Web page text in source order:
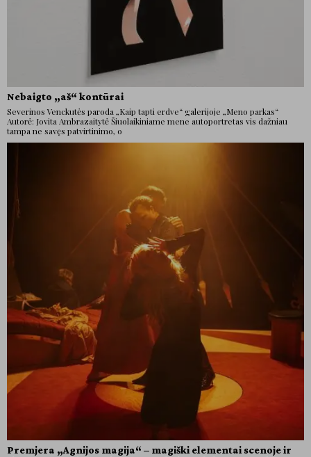
Nebaigto „aš“ kontūrai
Severinos Venckutės paroda „Kaip tapti erdve“ galerijoje „Meno parkas“
Autorė: Jovita Ambrazaitytė Šiuolaikiniame mene autoportretas vis dažniau
tampa ne savęs patvirtinimo, o
Premjera „Agnijos magija“ – magiški elementai scenoje ir